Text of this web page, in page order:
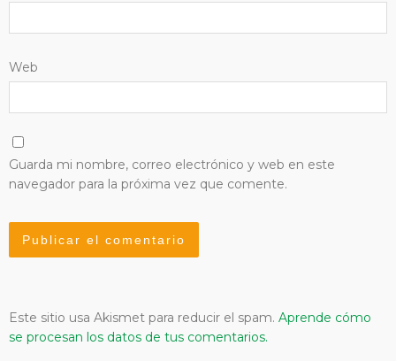
Web
Guarda mi nombre, correo electrónico y web en este
navegador para la próxima vez que comente.
Este sitio usa Akismet para reducir el spam. Aprende cómo
se procesan los datos de tus comentarios.